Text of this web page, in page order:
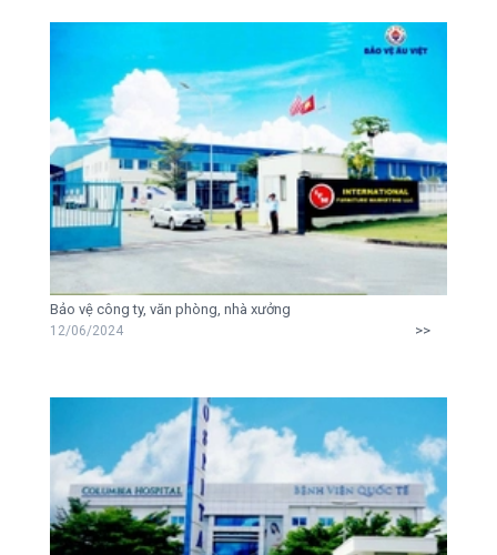
Bảo vệ công ty, văn phòng, nhà xưởng
12/06/2024 >>